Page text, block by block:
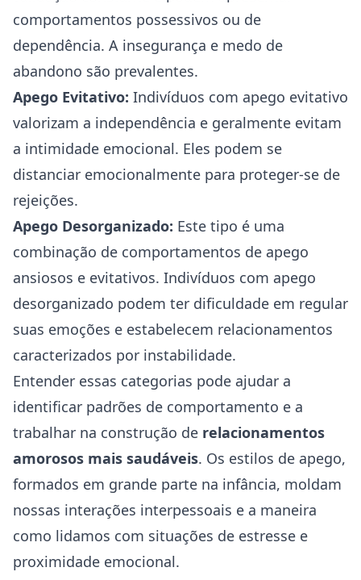
comportamentos possessivos ou de
dependência. A insegurança e medo de
abandono são prevalentes.
Apego Evitativo: Indivíduos com apego evitativo
valorizam a independência e geralmente evitam
a intimidade emocional. Eles podem se
distanciar emocionalmente para proteger-se de
rejeições.
Apego Desorganizado: Este tipo é uma
combinação de comportamentos de apego
ansiosos e evitativos. Indivíduos com apego
desorganizado podem ter dificuldade em regular
suas emoções e estabelecem relacionamentos
caracterizados por instabilidade.
Entender essas categorias pode ajudar a
identificar padrões de comportamento e a
trabalhar na construção de relacionamentos
amorosos mais saudáveis. Os estilos de apego,
formados em grande parte na infância, moldam
nossas interações interpessoais e a maneira
como lidamos com situações de estresse e
proximidade emocional.